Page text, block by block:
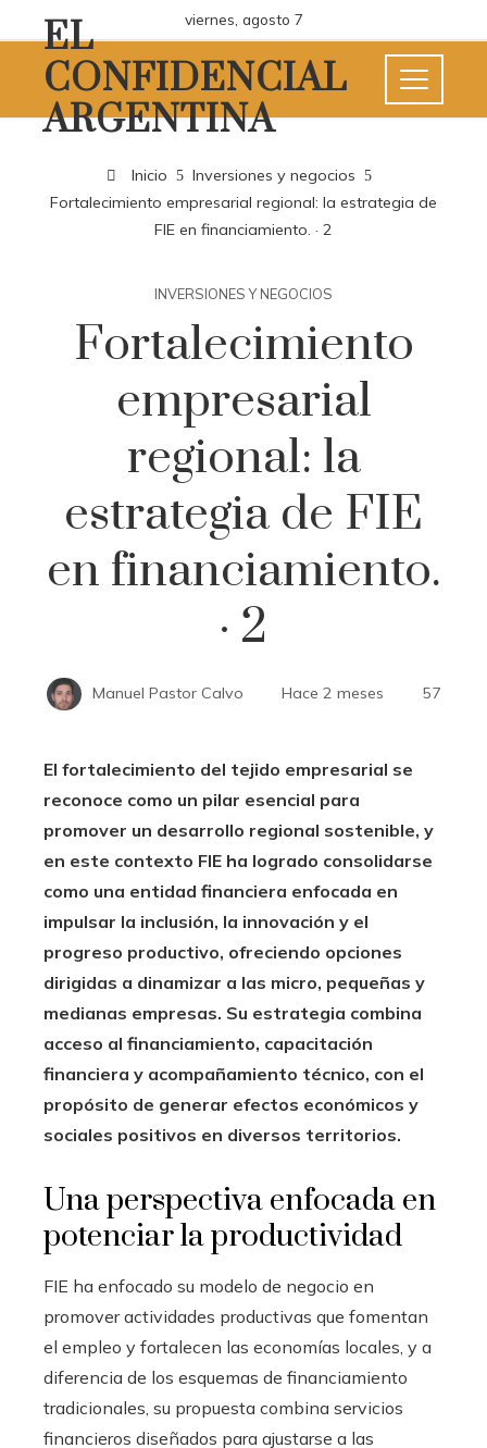
viernes, agosto 7
EL
CONFIDENCIAL
ARGENTINA
Inicio
Inversiones y negocios
Fortalecimiento empresarial regional: la estrategia de
FIE en financiamiento. · 2
INVERSIONES Y NEGOCIOS
Fortalecimiento
empresarial
regional: la
estrategia de FIE
en financiamiento.
· 2
Manuel Pastor Calvo Hace 2 meses 57
El fortalecimiento del tejido empresarial se
reconoce como un pilar esencial para
promover un desarrollo regional sostenible, y
en este contexto FIE ha logrado consolidarse
como una entidad financiera enfocada en
impulsar la inclusión, la innovación y el
progreso productivo, ofreciendo opciones
dirigidas a dinamizar a las micro, pequeñas y
medianas empresas. Su estrategia combina
acceso al financiamiento, capacitación
financiera y acompañamiento técnico, con el
propósito de generar efectos económicos y
sociales positivos en diversos territorios.
Una perspectiva enfocada en
potenciar la productividad
FIE ha enfocado su modelo de negocio en
promover actividades productivas que fomentan
el empleo y fortalecen las economías locales, y a
diferencia de los esquemas de financiamiento
tradicionales, su propuesta combina servicios
financieros diseñados para ajustarse a las